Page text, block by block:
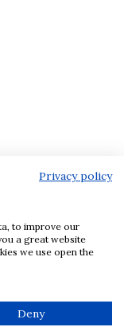
Privacy policy
to improve our
a great website
we use open the
Deny